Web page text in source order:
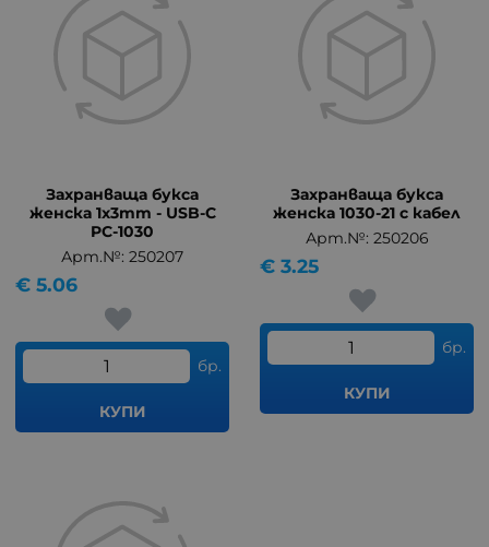
Захранваща букса
женска 1x3mm - USB-C
PC-1030
Арт.№: 250207
5.06
€
бр.
КУПИ
Захранваща букса
женска 1030-21 с кабел
Арт.№: 250206
3.25
€
бр.
КУПИ